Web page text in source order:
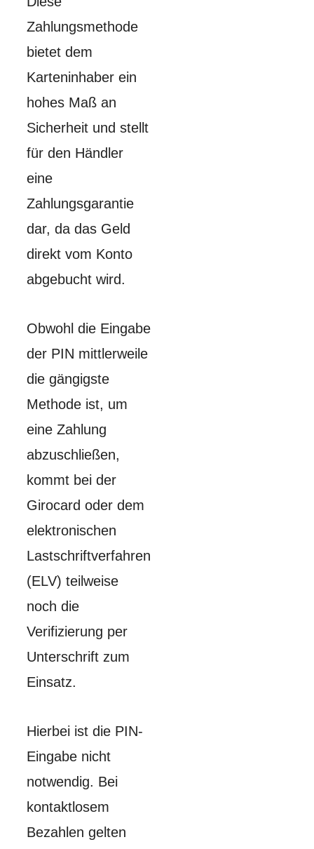
Zahlungsmethode
bietet dem
Karteninhaber ein
hohes Maß an
Sicherheit und stellt
für den Händler
eine
Zahlungsgarantie
dar, da das Geld
direkt vom Konto
abgebucht wird.
Obwohl die Eingabe
der PIN mittlerweile
die gängigste
Methode ist, um
eine Zahlung
abzuschließen,
kommt bei der
Girocard oder dem
elektronischen
Lastschriftverfahren
(ELV) teilweise
noch die
Verifizierung per
Unterschrift zum
Einsatz.
Hierbei ist die PIN-
Eingabe nicht
notwendig. Bei
kontaktlosem
Bezahlen gelten